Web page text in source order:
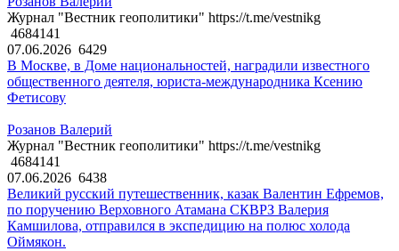
Журнал "Вестник геополитики" https://t.me/vestnikg
4684141
07.06.2026 6429
В Москве, в Доме национальностей, наградили известного
общественного деятеля, юриста-международника Ксению
Фетисову
Розанов Валерий
Журнал "Вестник геополитики" https://t.me/vestnikg
4684141
07.06.2026 6438
Великий русский путешественник, казак Валентин Ефремов,
по поручению Верховного Атамана СКВРЗ Валерия
Камшилова, отправился в экспедицию на полюс холода
Оймякон.